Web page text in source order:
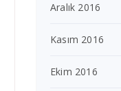
Aralık 2016
Kasım 2016
Ekim 2016